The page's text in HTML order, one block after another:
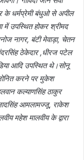
के धर्मप्रेमी बंधुओ से अपील
उपस्थित होकर श्रीमद
नागर, बंटी मेवाड़ा, चेतन
ठेकेदार ,धीरज पटेल
आदि उपस्थित थे।सोनू
करने पर मुकेश
कल्याणसिंह ठाकुर
आमलामज्जू, राकेश
महेश मालवीय के द्वारा